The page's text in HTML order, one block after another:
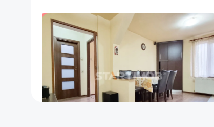
INDISPONIBIL
Apartament doua camere Craiter cu
parcare
Brasov
1 1
Etaj